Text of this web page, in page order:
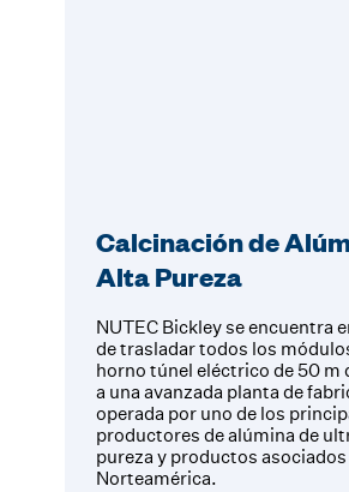
Calcinación de
Alta Pureza
NUTEC Bickley se encuentra
de trasladar todos los
horno túnel eléctrico de 50 m
a una avanzada planta de
operada por uno de los
productores de alúmina de
pureza y productos asociados
Norteamérica.